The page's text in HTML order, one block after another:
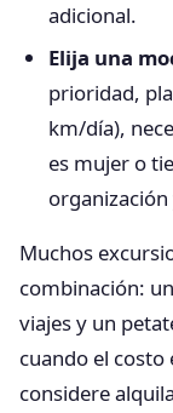
adicional.
Elija una
prioridad,
km/día),
es mujer o
Muchos
combinación:
viajes y un
cuando el costo
considere